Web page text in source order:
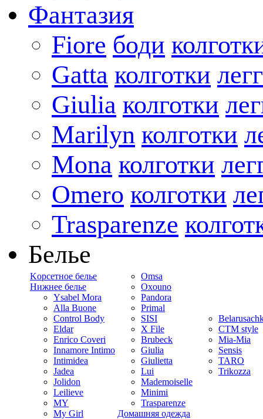
Фантазия
Fiore боди
Gatta колготки
Giulia колготки
Marilyn колготки
Mona колготки
Omero колготки
Trasparenze
Белье
Kорсетное белье
Нижнее белье
Ysabel Mora
Alla Buone
Control Body
Eldar
Enrico Coveri
Innamore Intimo
Intimidea
Jadea
Jolidon
Leilieve
MY
My Girl
Omsa
Oxouno
Pandora
Primal
SISI
X File
Brubeck
Giulia
Giulietta
Lui
Mademoiselle
Minimi
Trasparenze
Домашняя одежда
CTM style
Mia-Mia
Sensis
TARO
Trikozza